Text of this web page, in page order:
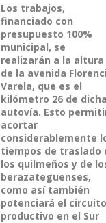
Los trabajos,
financiado con
presupuesto 100%
municipal, se
realizarán a la altura
de la avenida
Varela, que es el
kilómetro 26 de dicha
autovía. Esto
acortar
considerablemente
tiempos de traslado
los quilmeños y de
berazateguenses,
como así también
potenciará el circuito
productivo en el Sur